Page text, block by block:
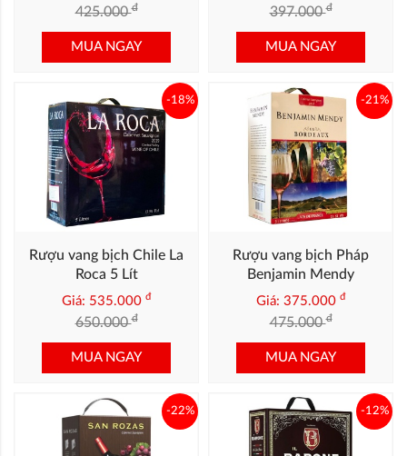
425.000đ
MUA NGAY
397.000đ
MUA NGAY
Rượu vang bịch Chile La
Roca 5 Lít
Giá: 535.000 đ
650.000đ
-18%
MUA NGAY
Rượu vang bịch Pháp
Benjamin Mendy
Giá: 375.000 đ
475.000đ
-21%
MUA NGAY
-22% -12%